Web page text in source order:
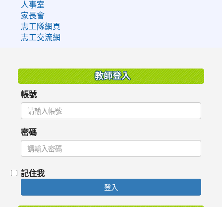
人事室
家長會
志工隊網頁
志工交流網
教師登入
帳號
密碼
記住我
登入